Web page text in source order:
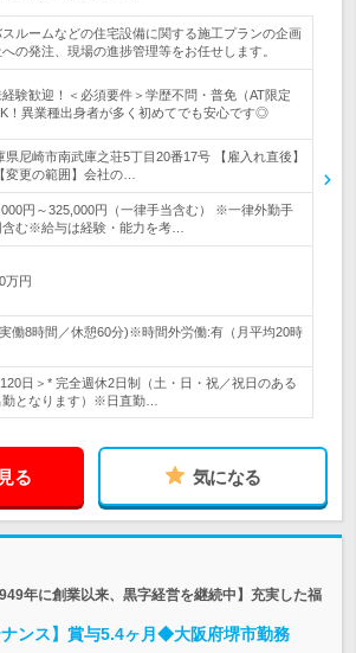
ルームなどの住宅設備に関する施工プランの企画
の発注、現場の進捗管理等をお任せします。
験歓迎！＜必須要件＞学歴不問・普免（AT限定
！異業種出身者が多く初めてでも安心です◎
県尼崎市南武庫之荘5丁目20番17号 【雇入れ直後】
変更の範囲】会社の…
円～325,000円（一律手当含む） ※一律外勤手
含む※給与は経験・能力を考…
万円
働8時間／休憩60分)※時間外労働:有（月平均20時
日＞* 完全週休2日制（土・日・祝／祝日のある
勤となります）※日直勤…
る 気になる
年に創業以来、黒字経営を継続中】充実した福
ンス】賞与5.4ヶ月◆大阪府堺市勤務